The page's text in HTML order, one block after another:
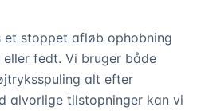
stoppet afløb ophobning
fedt. Vi bruger både
alt efter
alvorlige tilstopninger kan vi